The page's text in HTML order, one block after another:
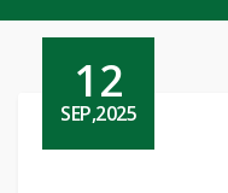
12
SEP,2025